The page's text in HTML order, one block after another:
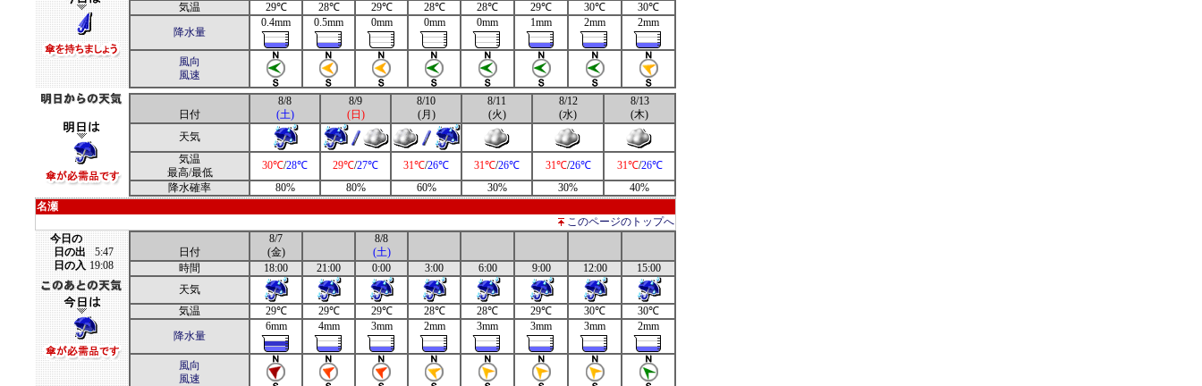
気温
29℃ 28℃ 29℃ 28℃ 28℃ 29℃ 30℃
30℃
降水量
0.4mm 0.5mm 0mm 0mm 0mm 1mm 2mm 2mm
風向
風速
日付
8/8
(土)
8/9
(日)
8/10
(月)
8/11
(火)
8/12
(水)
8/13
(木)
天気
気温
最高/最低
30℃/28℃ 29℃/27℃ 31℃/26℃ 31℃/26℃ 31℃/26℃ 31℃/26℃
降水確率
80% 80% 60% 30% 30%
40%
名瀬
このページのトップへ
今日の
日の出
5:47
日の入 19:08
日付
8/7
(金)
8/8
(土)
時間
18:00 21:00 0:00 3:00 6:00 9:00 12:00
15:00
天気
気温
29℃ 29℃ 29℃ 28℃ 28℃ 29℃ 30℃
30℃
降水量
6mm 4mm 3mm 2mm 3mm 3mm 3mm 2mm
風向
風速